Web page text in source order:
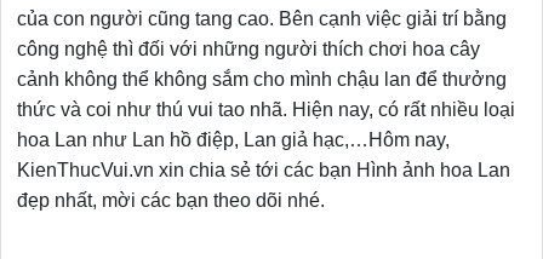
của con người cũng tang cao. Bên cạnh việc giải trí bằng
công nghệ thì đối với những người thích chơi hoa cây
cảnh không thể không sắm cho mình chậu lan để thưởng
thức và coi như thú vui tao nhã. Hiện nay, có rất nhiều loại
hoa Lan như Lan hồ điệp, Lan giả hạc,…Hôm nay,
KienThucVui.vn xin chia sẻ tới các bạn Hình ảnh hoa Lan
đẹp nhất, mời các bạn theo dõi nhé.